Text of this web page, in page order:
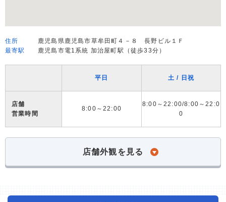
住所
鹿児島県鹿児島市草牟田町４－８ 長野ビル１Ｆ
最寄駅
鹿児島市電1系統 加治屋町駅（徒歩33分）
平日 土 / 日祝
店舗
営業時間
8:00～22:00
8:00～22:00/8:00～22:0
0
店舗外観を見る